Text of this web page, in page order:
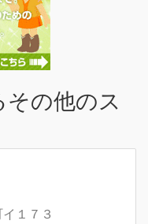
の他のス
１７３